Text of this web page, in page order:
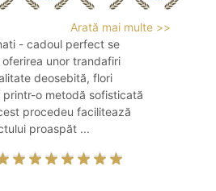
Arată mai multe >>
- cadoul perfect se
unor trandafiri
deosebită, flori
o metodă sofisticată
procedeu facilitează
proaspăt ...